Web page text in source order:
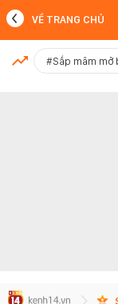
MỚI NHẤT
VỀ TRANG CHỦ
#Sắp mâm mở